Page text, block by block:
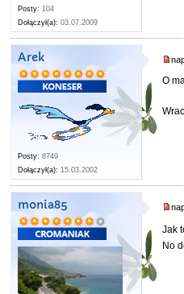
Posty: 104
Dołączył(a): 03.07.2009
Arek
Posty: 8749
Dołączył(a): 15.03.2002
O
monia85
Jak
No